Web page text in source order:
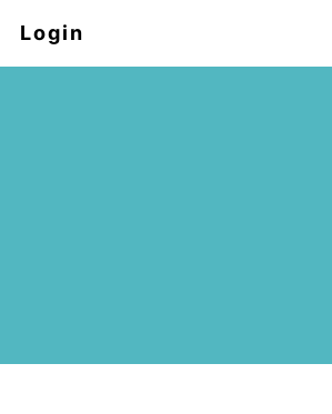
Login